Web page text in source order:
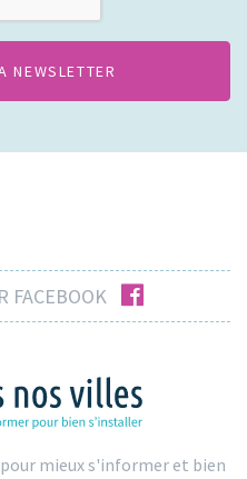
FACEBOOK facebook
mieux s'informer et bien